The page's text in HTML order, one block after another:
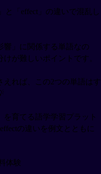
と「effect」の違いで混乱し
響」に関係する単語なの
が難しいポイントです。
れば、この2つの単語はす
を育てる語学学習プラット
effectの違いを例文とともに
体験